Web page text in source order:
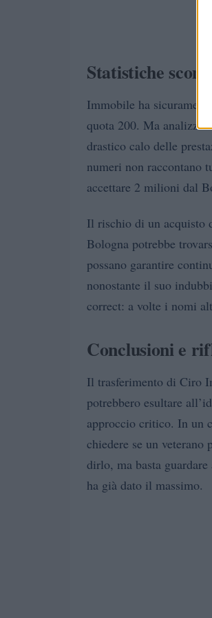
Statistiche
Immobile ha
quota 200. Ma
drastico calo delle
numeri non raccontano
accettare 2 milioni dal
Il rischio di un acquisto
Bologna potrebbe
possano garantire
nonostante il suo
correct: a volte i nomi
Conclusioni e
Il trasferimento di Ciro
potrebbero esultare
approccio critico. In un
chiedere se un veterano
dirlo, ma basta
ha già dato il massimo.